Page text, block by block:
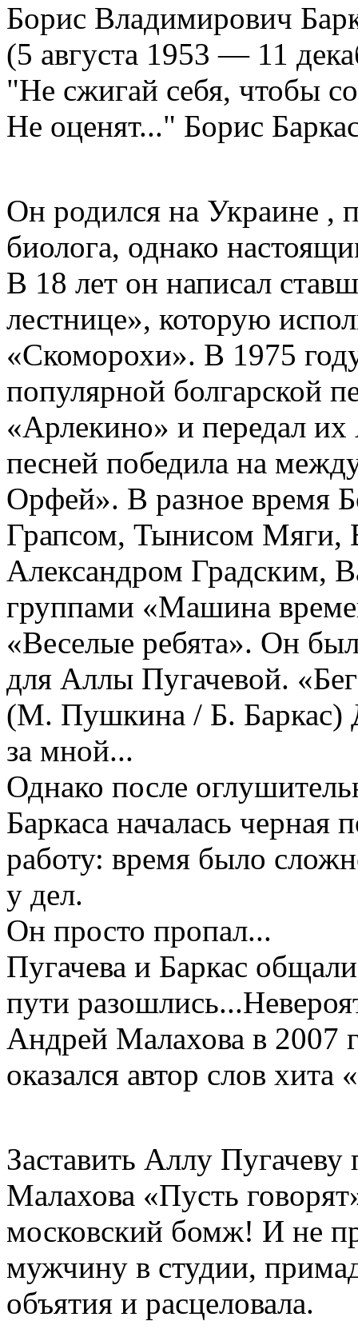
Борис Владимирович
(5 августа 1953 — 11
"Не сжигай себя, чтобы
Не оценят..." Борис
Он родился на Украине ,
биолога, однако
В 18 лет он написал
лестнице», которую
«Скоморохи». В 1975
популярной болгарской
«Арлекино» и передал их
песней победила на
Орфей». В разное время
Грапсом, Тынисом Мяги,
Александром Градским,
группами «Машина
«Веселые ребята». Он
для Аллы Пугачевой.
(М. Пушкина / Б. Баркас)
за мной...
Однако после
Баркаса началась черная
работу: время было
у дел.
Он просто пропал...
Пугачева и Баркас
пути
Андрей Малахова в 2007
оказался автор слов
Заставить Аллу
Малахова «Пусть
московский бомж! И не
мужчину в студии,
объятия и расцеловала.